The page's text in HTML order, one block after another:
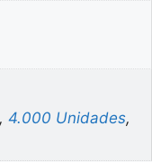
4.000 Unidades,